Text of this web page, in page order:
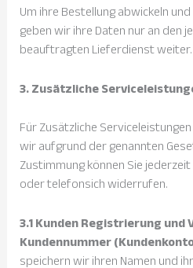
Um ihre Bestellung abwickeln
geben wir ihre Daten nur an den
beauftragten Lieferdienst weiter.
3. Zusätzliche
Für Zusätzliche
wir aufgrund der genannten
Zustimmung können Sie
oder telefonsich widerrufen.
3.1 Kunden Registrierung und
Kundennummer
speichern wir ihren Namen und